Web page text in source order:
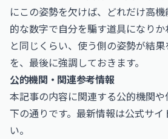
にこの姿勢を欠けば、どれだけ高
的な数字で自分を騙す道具になり
と同じくらい、使う側の姿勢が結
を、最後に強調しておきます。
公的機関・関連参考情報
本記事の内容に関連する公的機関
下の通りです。最新情報は公式サイ
い。